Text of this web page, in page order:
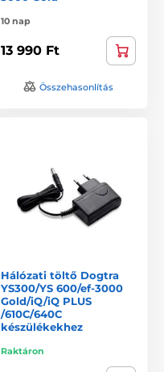
10 nap
13 990 Ft
Összehasonlítás
Hálózati töltő Dogtra
YS300/YS 600/ef‐3000
Gold/iQ/iQ PLUS
/610C/640C
készülékekhez
Raktáron